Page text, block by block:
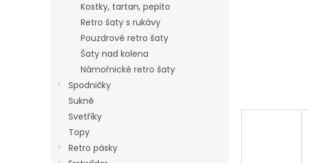
Kostky, tartan, pepito
Retro šaty s rukávy
Pouzdrové retro šaty
Šaty nad kolena
Námořnické retro šaty
Spodničky
Sukně
Svetříky
Topy
Retro pásky